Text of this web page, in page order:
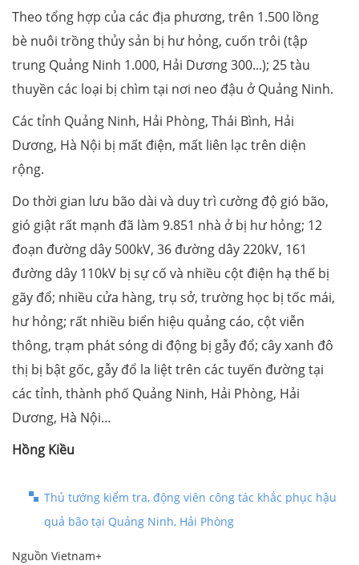
Theo tổng hợp của các địa phương, trên 1.500 lồng
bè nuôi trồng thủy sản bị hư hỏng, cuốn trôi (tập
trung Quảng Ninh 1.000, Hải Dương 300...); 25 tàu
thuyền các loại bị chìm tại nơi neo đậu ở Quảng Ninh.
Các tỉnh Quảng Ninh, Hải Phòng, Thái Bình, Hải
Dương, Hà Nội bị mất điện, mất liên lạc trên diện
rộng.
Do thời gian lưu bão dài và duy trì cường độ gió bão,
gió giật rất mạnh đã làm 9.851 nhà ở bị hư hỏng; 12
đoạn đường dây 500kV, 36 đường dây 220kV, 161
đường dây 110kV bị sự cố và nhiều cột điện hạ thế bị
gãy đổ; nhiều cửa hàng, trụ sở, trường học bị tốc mái,
hư hỏng; rất nhiều biển hiệu quảng cáo, cột viễn
thông, trạm phát sóng di động bị gẫy đổ; cây xanh đô
thị bị bật gốc, gẫy đổ la liệt trên các tuyến đường tại
các tỉnh, thành phố Quảng Ninh, Hải Phòng, Hải
Dương, Hà Nội…
Hồng Kiều
Thủ tướng kiểm tra, động viên công tác khắc phục hậu
quả bão tại Quảng Ninh, Hải Phòng
Nguồn Vietnam+